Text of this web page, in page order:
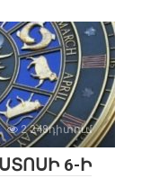
2 248դիտում
6-Ի